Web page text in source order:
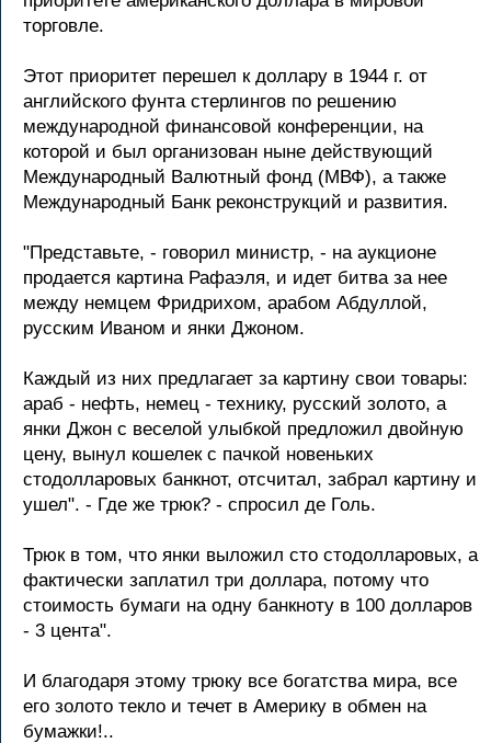
торговле.
Этот приоритет перешел к доллару в 1944 г. от
английского фунта стерлингов по решению
международной финансовой конференции, на
которой и был организован ныне действующий
Международный Валютный фонд (МВФ), а также
Международный Банк реконструкций и развития.
"Представьте, - говорил министр, - на аукционе
продается картина Рафаэля, и идет битва за нее
между немцем Фридрихом, арабом Абдуллой,
русским Иваном и янки Джоном.
Каждый из них предлагает за картину свои товары:
араб - нефть, немец - технику, русский золото, а
янки Джон с веселой улыбкой предложил двойную
цену, вынул кошелек с пачкой новеньких
стодолларовых банкнот, отсчитал, забрал картину и
ушел". - Где же трюк? - спросил де Голь.
Трюк в том, что янки выложил сто стодолларовых, а
фактически заплатил три доллара, потому что
стоимость бумаги на одну банкноту в 100 долларов
- 3 цента".
И благодаря этому трюку все богатства мира, все
его золото текло и течет в Америку в обмен на
бумажки!..